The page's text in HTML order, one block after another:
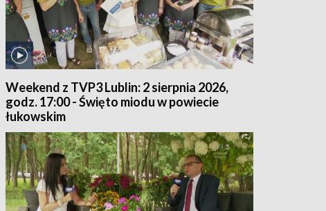
Weekend z TVP3 Lublin: 2 sierpnia 2026,
godz. 17:00 - Święto miodu w powiecie
łukowskim